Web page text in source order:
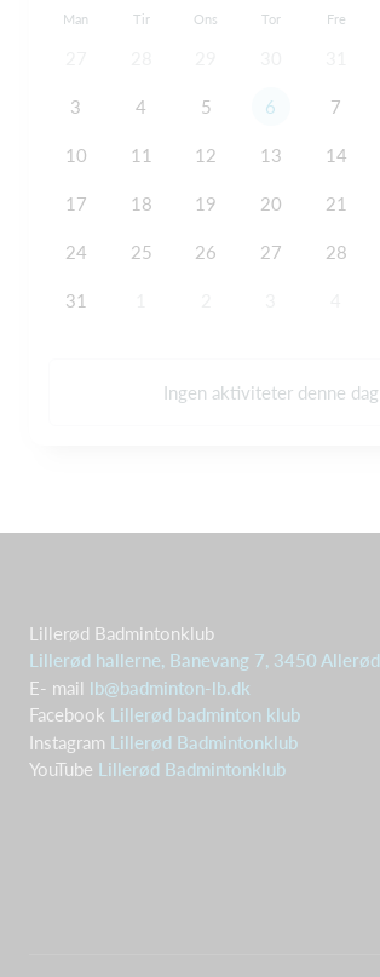
Man Tir Ons Tor Fre
3 4 5 6 7
10 11 12 13 14
17 18 19 20 21
24 25 26 27 28
31
Ingen aktiviteter denne dag
Lillerød Badmintonklub
Lillerød hallerne, Banevang 7, 3450 Allerød
E- mail lb@badminton-lb.dk
Facebook Lillerød badminton klub
Instagram Lillerød Badmintonklub
YouTube Lillerød Badmintonklub